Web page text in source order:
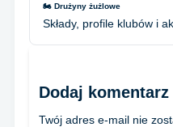
🏍️ Drużyny żużlowe
Składy, profile klubów i
Dodaj komentarz
Twój adres e-mail nie